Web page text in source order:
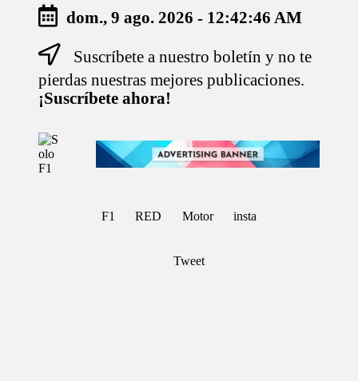
dom., 9 ago. 2026 - 12:42:46 AM
Suscríbete a nuestro boletín y no te
pierdas nuestras mejores publicaciones.
¡Suscríbete ahora!
S
o
l
Para
Amantes
de
F1 RED Motor insta
Tweet